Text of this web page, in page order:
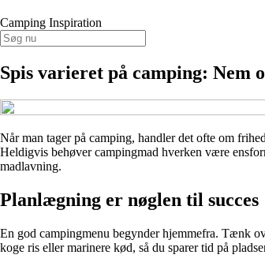
Camping Inspiration
Spis varieret på camping: Nem
Når man tager på camping, handler det ofte om
Heldigvis behøver campingmad hverken være
madlavning.
Planlægning er nøglen til succes
En god campingmenu begynder hjemmefra. Tænk
koge ris eller marinere kød, så du sparer tid på